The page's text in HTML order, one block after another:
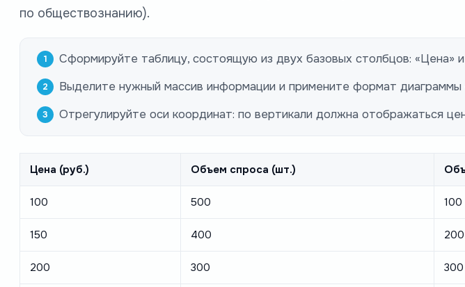
по обществознанию).
Сформируйте таблицу, состоящую из двух базовых столбцов: «Цена» и
Выделите нужный массив информации и примените формат диаграммы
Отрегулируйте оси координат: по вертикали должна отображаться
Цена (руб.) Объем спроса (шт.)
100 500 100
150 400 200
200 300 300